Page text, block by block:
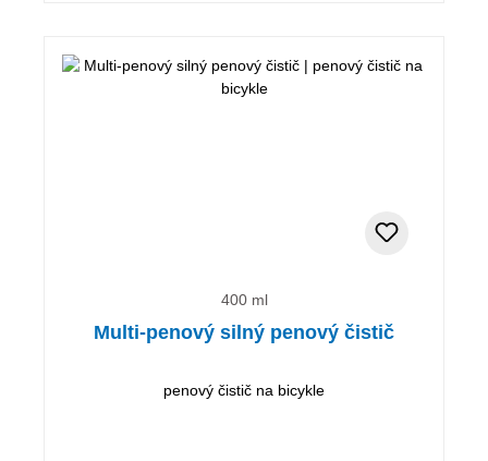
400 ml
Multi-penový silný penový čistič
penový čistič na bicykle